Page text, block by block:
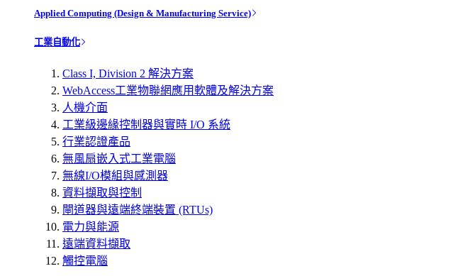
Applied Computing (Design & Manufacturing Service)
工業自動化
Class I, Division 2 解決方案
WebAccess工業物聯網應用軟體及解決方案
人機介面
工業級邊緣控制器與實時 I/O 系統
行業認證產品
無風扇嵌入式工業電腦
無線I/O模組與感測器
資料擷取與控制
閘道器與遠端終端裝置 (RTUs)
電力與能源
遠端資料擷取
觸控電腦